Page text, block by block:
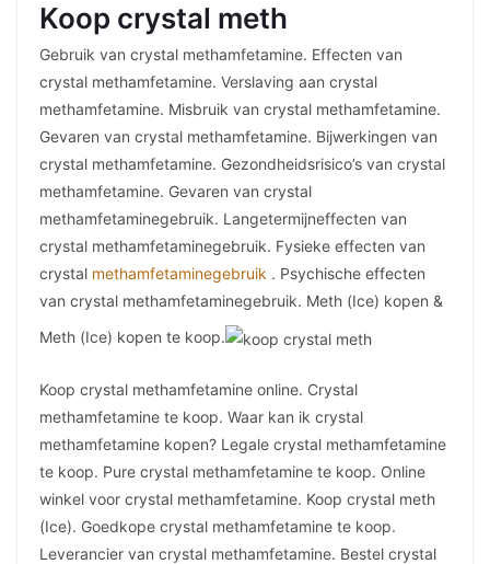
Koop crystal meth
Gebruik van crystal methamfetamine. Effecten van
crystal methamfetamine. Verslaving aan crystal
methamfetamine. Misbruik van crystal methamfetamine.
Gevaren van crystal methamfetamine. Bijwerkingen van
crystal methamfetamine. Gezondheidsrisico’s van crystal
methamfetamine. Gevaren van crystal
methamfetaminegebruik. Langetermijneffecten van
crystal methamfetaminegebruik. Fysieke effecten van
crystal methamfetaminegebruik . Psychische effecten
van crystal methamfetaminegebruik. Meth (Ice) kopen &
Meth (Ice) kopen te koop.
Koop crystal methamfetamine online. Crystal
methamfetamine te koop. Waar kan ik crystal
methamfetamine kopen? Legale crystal methamfetamine
te koop. Pure crystal methamfetamine te koop. Online
winkel voor crystal methamfetamine. Koop crystal meth
(Ice). Goedkope crystal methamfetamine te koop.
Leverancier van crystal methamfetamine. Bestel crystal